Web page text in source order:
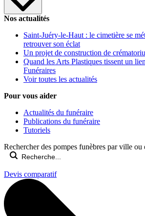
Nos actualités
Saint-Juéry-le-Haut : le cimetière se
retrouver son éclat
Un projet de construction de
Quand les Arts Plastiques tissent un
Funéraires
Voir toutes les actualités
Pour vous aider
Actualités du funéraire
Publications du funéraire
Tutoriels
Rechercher des pompes funèbres par ville ou
Devis comparatif